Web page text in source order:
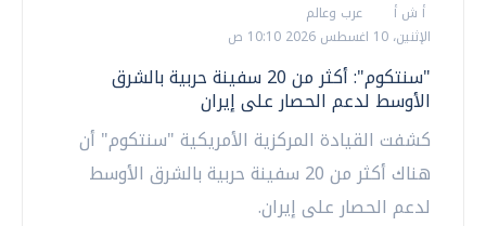
أ ش أ
عرب وعالم
الإثنين، 10 اغسطس 2026 10:10 ص
"سنتكوم": أكثر من 20 سفينة حربية بالشرق
الأوسط لدعم الحصار على إيران
كشفت القيادة المركزية الأمريكية "سنتكوم" أن
هناك أكثر من 20 سفينة حربية بالشرق الأوسط
لدعم الحصار على إيران.